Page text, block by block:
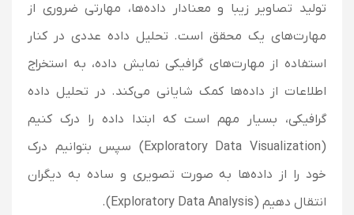
تولید تصاویر زیبا و معنادار داده‌ها، مهارتی ضروری از
مهارت‌های یک محقق است. تحلیل داده عددی در کنار
استفاده از مهارت‌های گرافیکی نمایش داده، به استخراج
اطلاعات از داده‌ها کمک شایانی می‌کند. در تحلیل داده
گرافیکی، بسیار مهم است که ابتدا داده را درک کنیم
(Exploratory Data Visualization) سپس بتوانیم درک
خود را از داده‌ها به صورت تصویری و ساده به دیگران
انتقال دهیم (Exploratory Data Analysis).